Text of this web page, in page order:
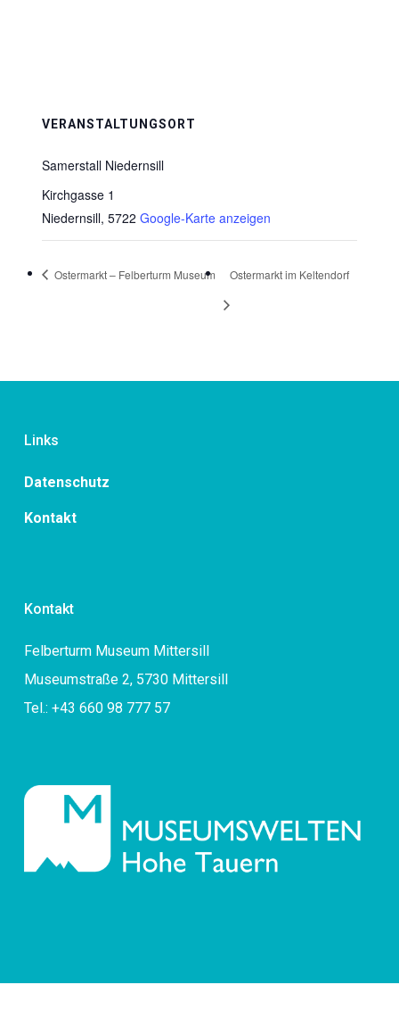
VERANSTALTUNGSORT
Samerstall Niedernsill
Kirchgasse 1
Niedernsill, 5722 Google-Karte anzeigen
Ostermarkt – Felberturm Museum Ostermarkt im Keltendorf
Links
Datenschutz
Kontakt
Kontakt
Felberturm Museum Mittersill
Museumstraße 2, 5730 Mittersill
Tel.: +43 660 98 777 57